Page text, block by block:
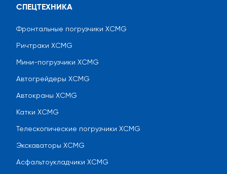
СПЕЦТЕХНИКА
Фронтальные погрузчики XCMG
Ричтраки XCMG
Мини-погрузчики XCMG
Автогрейдеры XCMG
Автокраны XCMG
Катки XCMG
Телескопические погрузчики XCMG
Экскаваторы XCMG
Асфальтоукладчики XCMG